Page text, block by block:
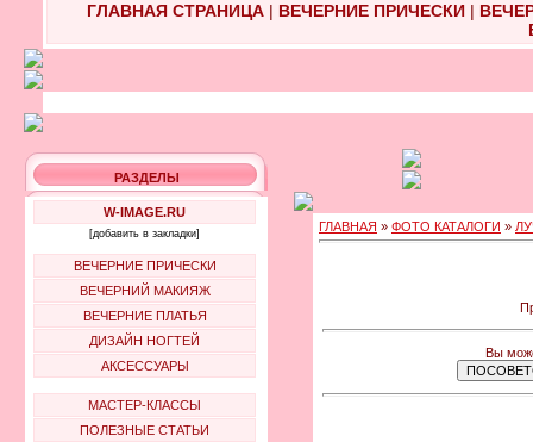
ГЛАВНАЯ СТРАНИЦА| ВЕЧЕРНИЕ ПРИЧЕСКИ|
РАЗДЕЛЫ
W-IMAGE.RU
[добавить в закладки]
ВЕЧЕРНИЕ ПРИЧЕСКИ
ВЕЧЕРНИЙ МАКИЯЖ
ВЕЧЕРНИЕ ПЛАТЬЯ
ДИЗАЙН НОГТЕЙ
АКСЕССУАРЫ
МАСТЕР-КЛАССЫ
ПОЛЕЗНЫЕ СТАТЬИ
ГЛАВНАЯ » ФОТО КАТАЛОГИ »
Вы